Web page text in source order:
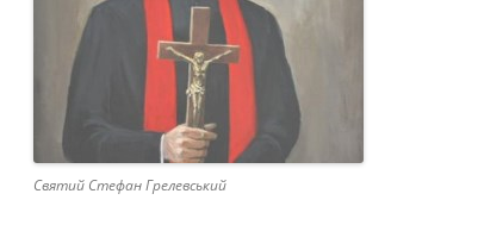
Святий Стефан Грелевський